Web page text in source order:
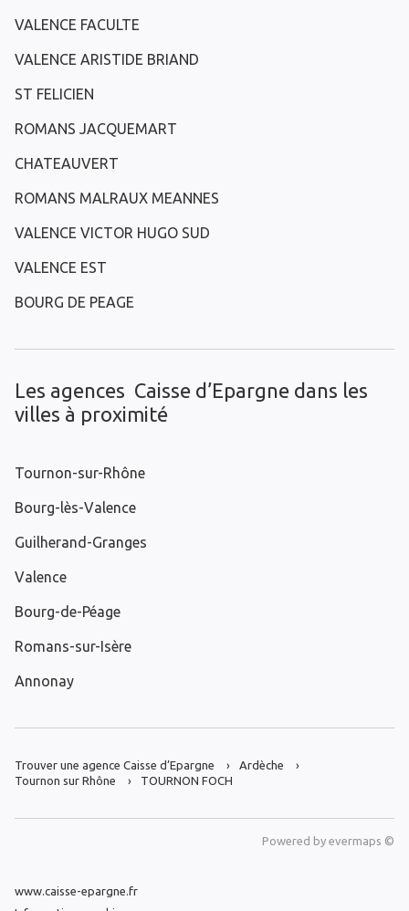
VALENCE FACULTE
VALENCE ARISTIDE BRIAND
ST FELICIEN
ROMANS JACQUEMART
CHATEAUVERT
ROMANS MALRAUX MEANNES
VALENCE VICTOR HUGO SUD
VALENCE EST
BOURG DE PEAGE
Les agences Caisse d’Epargne dans les
villes à proximité
Tournon-sur-Rhône
Bourg-lès-Valence
Guilherand-Granges
Valence
Bourg-de-Péage
Romans-sur-Isère
Annonay
Trouver une agence Caisse d’Epargne
Ardèche
Tournon sur Rhône
TOURNON FOCH
Powered by evermaps ©
www.caisse-epargne.fr